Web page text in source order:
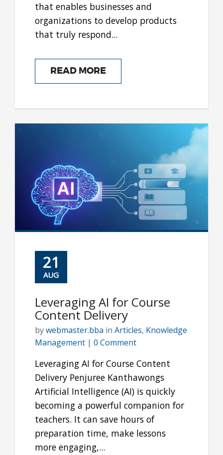
that enables businesses and
organizations to develop products
that truly respond...
READ MORE
21
AUG
Leveraging AI for Course
Content Delivery
bywebmaster.bba in Articles, Knowledge
Management | 0 Comment
Leveraging AI for Course Content
Delivery Penjuree Kanthawongs
Artificial Intelligence (AI) is quickly
becoming a powerful companion for
teachers. It can save hours of
preparation time, make lessons
more engaging,...